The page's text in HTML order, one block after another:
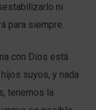
ni
para siempre.
con Dios está
suyos, y nada
tenemos la